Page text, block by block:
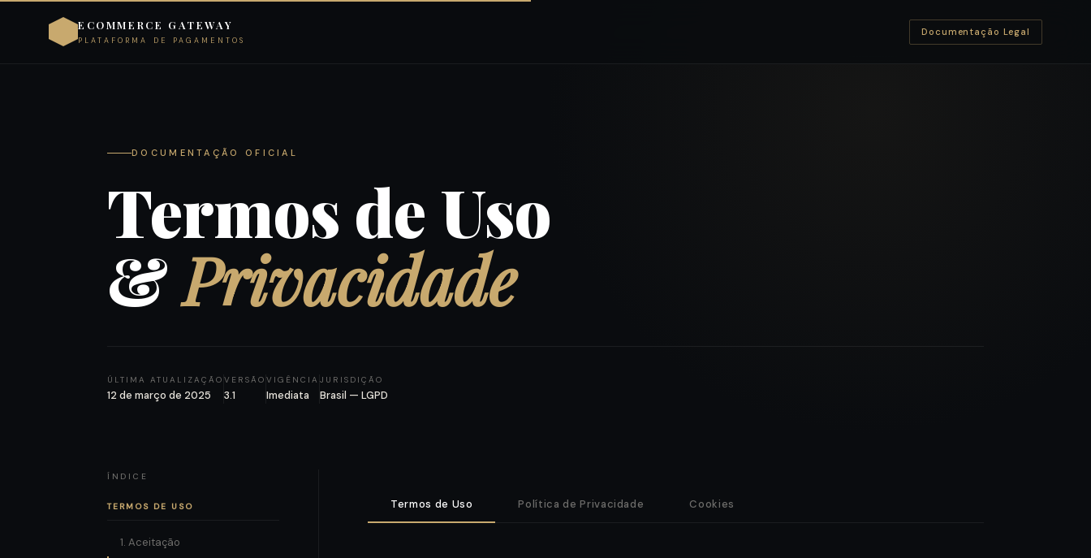
ECOMMERCE GATEWAY
PLATAFORMA DE PAGAMENTOS
Documentação Legal
DOCUMENTAÇÃO OFICIAL
Termos de Uso
&Privacidade
ÚLTIMA ATUALIZAÇÃO
12 de março de 2025
VERSÃO
3.1
VIGÊNCIA
Imediata
JURISDIÇÃO
Brasil — LGPD
ÍNDICE
TERMOS DE USO
1. Aceitação
Termos de Uso Política de Privacidade Cookies